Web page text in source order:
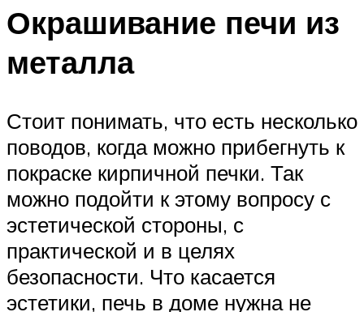
Окрашивание печи из
металла
Стоит понимать, что есть несколько
поводов, когда можно прибегнуть к
покраске кирпичной печки. Так
можно подойти к этому вопросу с
эстетической стороны, с
практической и в целях
безопасности. Что касается
эстетики, печь в доме нужна не